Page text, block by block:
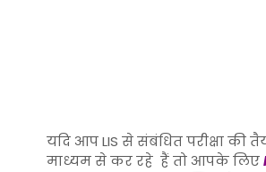
यदि आप LIS से संबंधित परीक्षा की
माध्यम से कर रहे हैं तो आपके लिए